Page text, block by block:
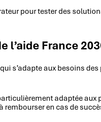
pour tester des
l’aide France
s’adapte aux besoins des
adaptée aux
rembourser en cas de